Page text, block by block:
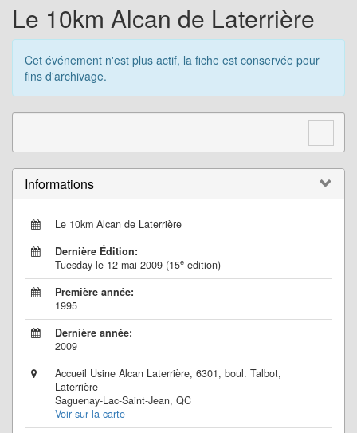
i
g
o
Le 10km Alcan de Laterrière
Cet événement n'est plus actif, la fiche est conservée pour
fins d'archivage.
Informations
Le 10km Alcan de Laterrière
Dernière Édition:
Tuesday le 12 mai 2009 (15e edition)
Première année:
1995
Dernière année:
2009
Accueil Usine Alcan Laterrière, 6301, boul. Talbot,
Laterrière
Saguenay-Lac-Saint-Jean, QC
Voir sur la carte